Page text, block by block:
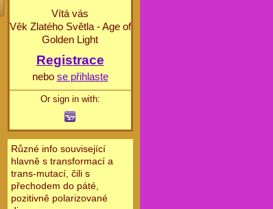
Vítá vás
Věk Zlatého Světla - Age of
Golden Light
Registrace
nebo se přihlaste
Or sign in with:
Různé info související
hlavně s transformací a
trans-mutací, čili s
přechodem do páté,
pozitivně polarizované